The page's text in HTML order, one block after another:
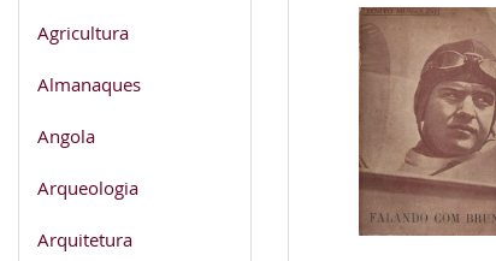
Agricultura
Almanaques
Angola
Arqueologia
Arquitetura